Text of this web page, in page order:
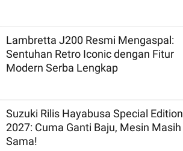
Lambretta J200 Resmi Mengaspal:
Sentuhan Retro Iconic dengan Fitur
Modern Serba Lengkap
Suzuki Rilis Hayabusa Special Edition
2027: Cuma Ganti Baju, Mesin Masih
Sama!